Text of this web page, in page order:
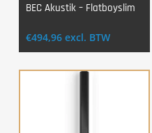
BEC Akustik – Flatboyslim
€494,96 excl. BTW